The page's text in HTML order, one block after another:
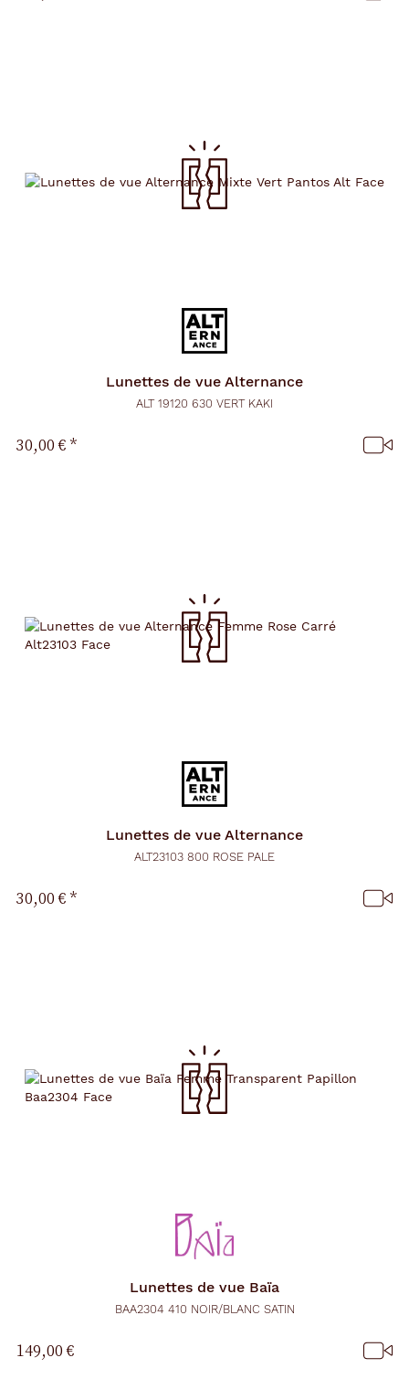
Lunettes de vue Alternance
ALT 19120 630 VERT KAKI
30,00 €*
Lunettes de vue Alternance
ALT23103 800 ROSE PALE
30,00 €*
Lunettes de vue Baïa
BAA2304 410 NOIR/BLANC SATIN
149,00 €